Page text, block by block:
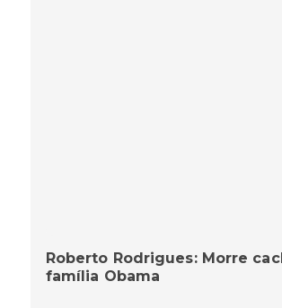
Roberto Rodrigues: Morre
família Obama